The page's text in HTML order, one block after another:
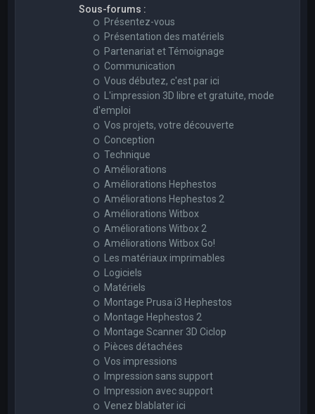
Sous-forums :
Présentez-vous
Présentation des matériels
Partenariat et Témoignage
Communication
Vous débutez, c'est par ici
L'impression 3D libre et gratuite, mode
d'emploi
Vos projets, votre découverte
Conception
Technique
Améliorations
Améliorations Hephestos
Améliorations Hephestos 2
Améliorations Witbox
Améliorations Witbox 2
Améliorations Witbox Go!
Les matériaux imprimables
Logiciels
Matériels
Montage Prusa i3 Hephestos
Montage Hephestos 2
Montage Scanner 3D Ciclop
Pièces détachées
Vos impressions
Impression sans support
Impression avec support
Venez blablater ici